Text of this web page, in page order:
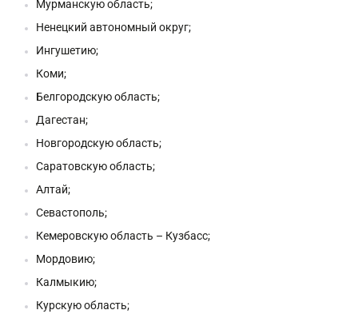
Мурманскую область;
Ненецкий автономный округ;
Ингушетию;
Коми;
Белгородскую область;
Дагестан;
Новгородскую область;
Саратовскую область;
Алтай;
Севастополь;
Кемеровскую область – Кузбасс;
Мордовию;
Калмыкию;
Курскую область;